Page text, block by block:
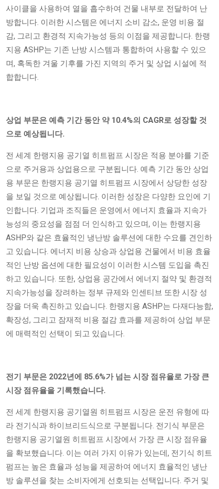
사이클을 사용하여 열을 흡수하여 건물 내부로 전달하여 난
방합니다. 이러한 시스템은 에너지 소비 감소, 운영 비용 절
감, 그리고 환경적 지속가능성 등의 이점을 제공합니다. 한랭
지용 ASHP는 기존 난방 시스템과 통합하여 사용할 수 있으
며, 혹독한 겨울 기후를 가진 지역의 주거 및 상업 시설에 적
합합니다.
상업 부문은 예측 기간 동안 약 10.4%의 CAGR로 성장할 것
으로 예상됩니다.
전 세계 한랭지용 공기열 히트펌프 시장은 적용 분야를 기준
으로 주거용과 상업용으로 구분됩니다. 예측 기간 동안 상업
용 부문은 한랭지용 공기열 히트펌프 시장에서 상당한 성장
을 보일 것으로 예상됩니다. 이러한 성장은 다양한 요인에 기
인합니다. 기업과 조직들은 운영에서 에너지 효율과 지속가
능성의 중요성을 점점 더 인식하고 있으며, 이는 한랭지용
ASHP와 같은 효율적인 냉난방 솔루션에 대한 수요를 견인하
고 있습니다. 에너지 비용 상승과 상업용 건물에서 비용 효율
적인 난방 옵션에 대한 필요성이 이러한 시스템 도입을 촉진
하고 있습니다. 또한, 상업용 공간에서 에너지 절약 및 환경적
지속가능성을 장려하는 정부 규제와 인센티브 또한 시장 성
장을 더욱 촉진하고 있습니다. 한랭지용 ASHP는 다재다능함,
확장성, 그리고 잠재적 비용 절감 효과를 제공하여 상업 부문
에 매력적인 선택이 되고 있습니다.
전기 부문은 2022년에 85.6%가 넘는 시장 점유율로 가장 큰
시장 점유율을 기록했습니다.
전 세계 한랭지용 공기열원 히트펌프 시장은 운전 유형에 따
라 전기식과 하이브리드식으로 구분됩니다. 전기식 부문은
한랭지용 공기열원 히트펌프 시장에서 가장 큰 시장 점유율
을 확보했습니다. 이는 여러 가지 이유가 있는데, 전기식 히트
펌프는 높은 효율과 성능을 제공하여 에너지 효율적인 냉난
방 솔루션을 찾는 소비자에게 선호되는 선택입니다. 주거 및